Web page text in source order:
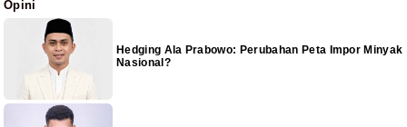
Opini
Hedging Ala Prabowo: Perubahan Peta Impor Minyak
Nasional?